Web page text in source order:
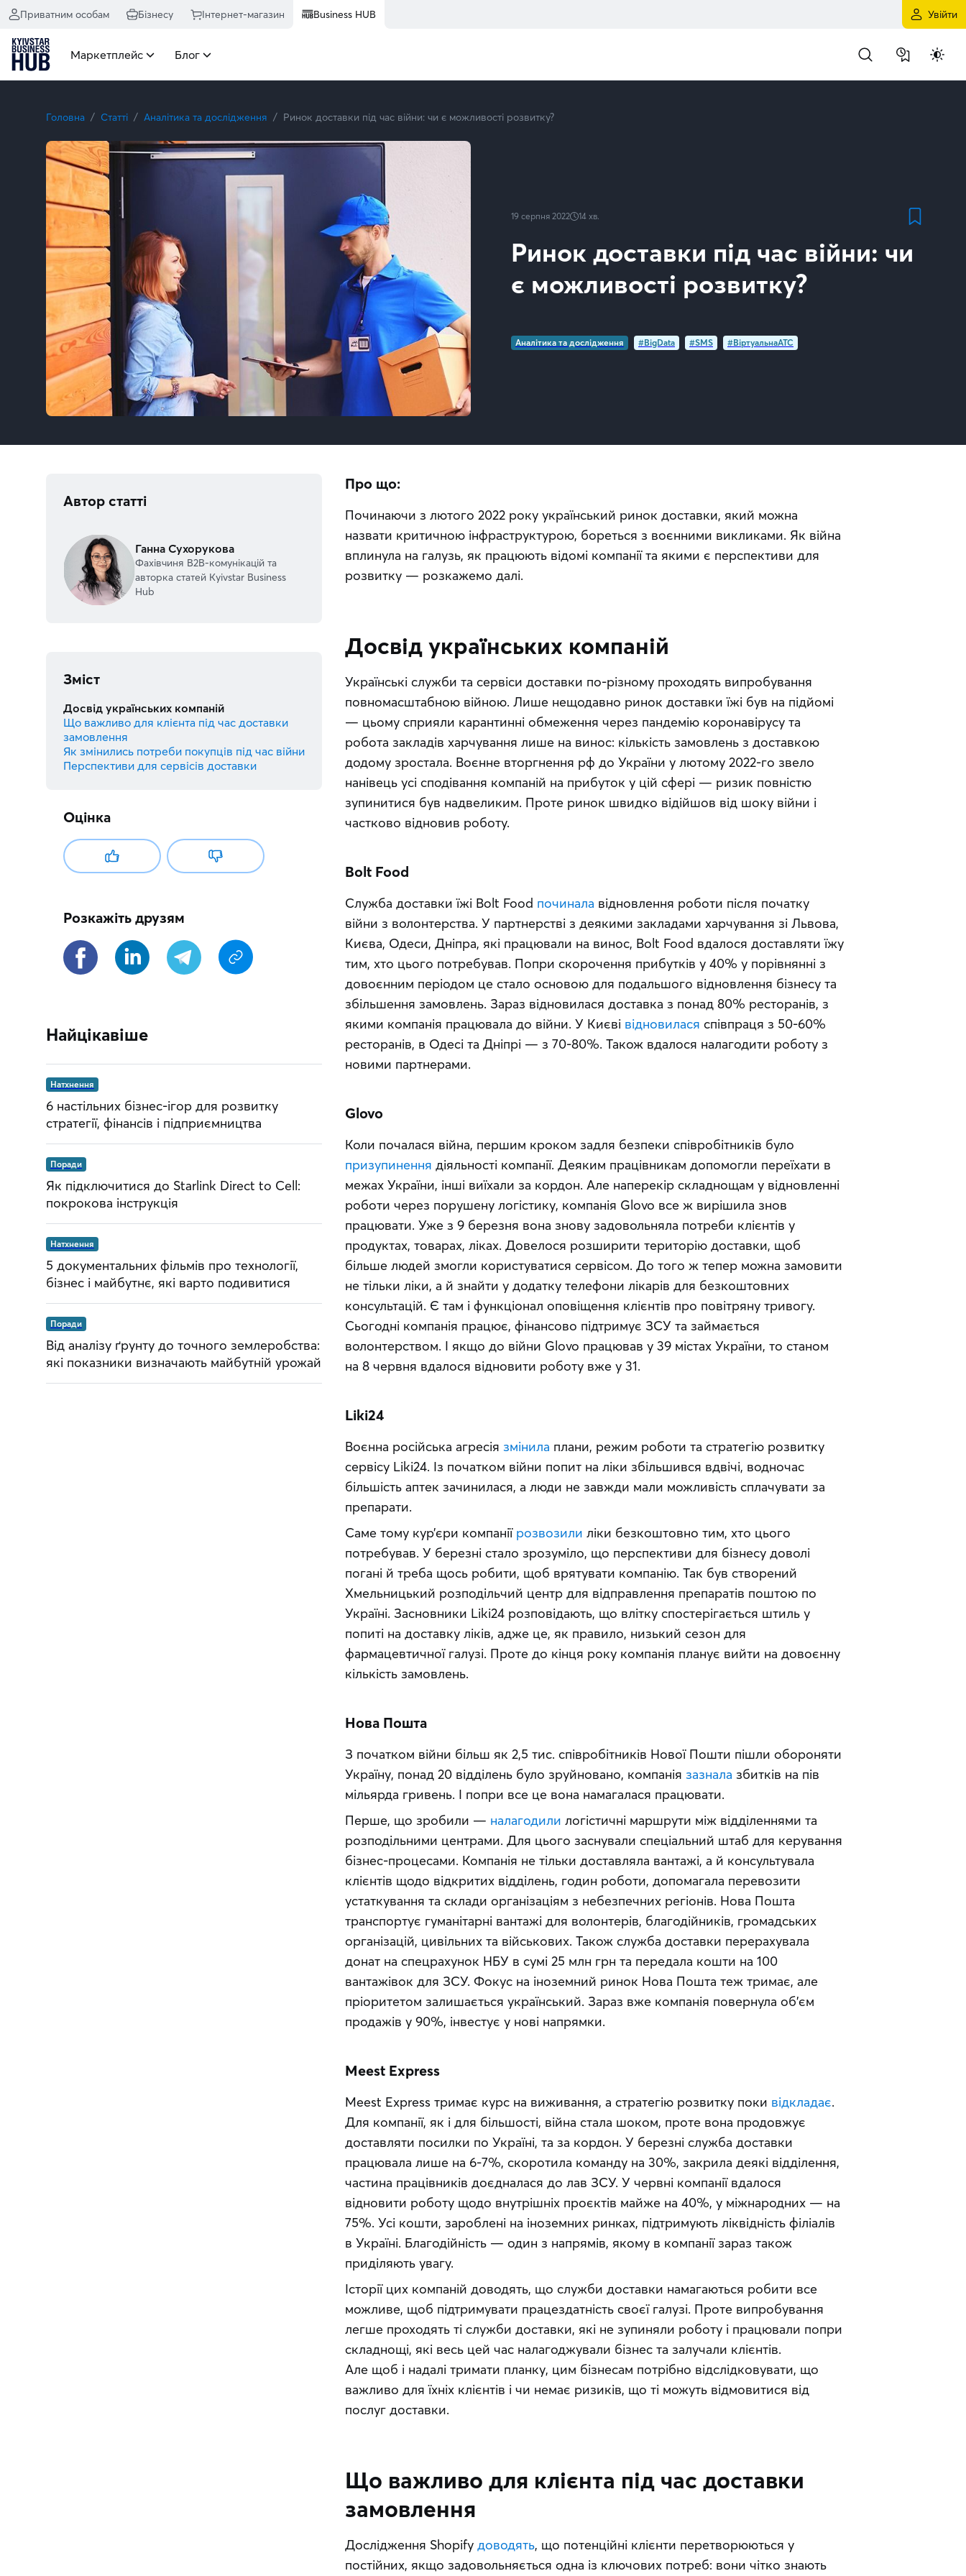
Приватним особам Бізнесу Інтернет-магазин Business HUB Увійти
Маркетплейс Блог
Головна Статті Аналітика та дослідження Ринок доставки під час війни: чи є можливості розвитку?
19 серпня 2022 14 хв.
Ринок доставки під час війни: чи
є можливості розвитку?
Аналітика та дослідження #BigData #SMS #ВіртуальнаATC
Про що:
Починаючи з лютого 2022 року український ринок доставки, який можна
назвати критичною інфраструктурою, бореться з воєнними викликами. Як війна
вплинула на галузь, як працюють відомі компанії та якими є перспективи для
розвитку — розкажемо далі.
Досвід українських компаній
Українські служби та сервіси доставки по-різному проходять випробування
повномасштабною війною. Лише нещодавно ринок доставки їжі був на підйомі
— цьому сприяли карантинні обмеження через пандемію коронавірусу та
робота закладів харчування лише на винос: кількість замовлень з доставкою
додому зростала. Воєнне вторгнення рф до України у лютому 2022-го звело
нанівець усі сподівання компаній на прибуток у цій сфері — ризик повністю
зупинитися був надвеликим. Проте ринок швидко відійшов від шоку війни і
частково відновив роботу.
Bolt Food
Служба доставки їжі Bolt Food починала відновлення роботи після початку
війни з волонтерства. У партнерстві з деякими закладами харчування зі Львова,
Києва, Одеси, Дніпра, які працювали на винос, Bolt Food вдалося доставляти їжу
тим, хто цього потребував. Попри скорочення прибутків у 40% у порівнянні з
довоєнним періодом це стало основою для подальшого відновлення бізнесу та
збільшення замовлень. Зараз відновилася доставка з понад 80% ресторанів, з
якими компанія працювала до війни. У Києві відновилася співпраця з 50-60%
ресторанів, в Одесі та Дніпрі — з 70-80%. Також вдалося налагодити роботу з
новими партнерами.
Glovo
призупинення діяльності компанії. Деяким працівникам допомогли переїхати в
межах України, інші виїхали за кордон. Але наперекір складнощам у відновленні
роботи через порушену логістику, компанія Glovo все ж вирішила знов
працювати. Уже з 9 березня вона знову задовольняла потреби клієнтів у
продуктах, товарах, ліках. Довелося розширити територію доставки, щоб
більше людей змогли користуватися сервісом. До того ж тепер можна замовити
не тільки ліки, а й знайти у додатку телефони лікарів для безкоштовних
консультацій. Є там і функціонал оповіщення клієнтів про повітряну тривогу.
Сьогодні компанія працює, фінансово підтримує ЗСУ та займається
волонтерством. І якщо до війни Glovo працював у 39 містах України, то станом
на 8 червня вдалося відновити роботу вже у 31.
Liki24
Воєнна російська агресія змінила плани, режим роботи та стратегію розвитку
сервісу Liki24. Із початком війни попит на ліки збільшився вдвічі, водночас
більшість аптек зачинилася, а люди не завжди мали можливість сплачувати за
препарати.
Саме тому кур’єри компанії розвозили ліки безкоштовно тим, хто цього
потребував. У березні стало зрозуміло, що перспективи для бізнесу доволі
погані й треба щось робити, щоб врятувати компанію. Так був створений
Хмельницький розподільчий центр для відправлення препаратів поштою по
Україні. Засновники Liki24 розповідають, що влітку спостерігається штиль у
попиті на доставку ліків, адже це, як правило, низький сезон для
фармацевтичної галузі. Проте до кінця року компанія планує вийти на довоєнну
кількість замовлень.
Нова Пошта
З початком війни більш як 2,5 тис. співробітників Нової Пошти пішли обороняти
Україну, понад 20 відділень було зруйновано, компанія зазнала збитків на пів
мільярда гривень. І попри все це вона намагалася працювати.
Перше, що зробили — налагодили логістичні маршрути між відділеннями та
розподільними центрами. Для цього заснували спеціальний штаб для керування
бізнес-процесами. Компанія не тільки доставляла вантажі, а й консультувала
клієнтів щодо відкритих відділень, годин роботи, допомагала перевозити
устаткування та склади організаціям з небезпечних регіонів. Нова Пошта
транспортує гуманітарні вантажі для волонтерів, благодійників, громадських
організацій, цивільних та військових. Також служба доставки перерахувала
донат на спецрахунок НБУ в сумі 25 млн грн та передала кошти на 100
вантажівок для ЗСУ. Фокус на іноземний ринок Нова Пошта теж тримає, але
пріоритетом залишається український. Зараз вже компанія повернула об’єм
продажів у 90%, інвестує у нові напрямки.
Meest Express
Meest Express тримає курс на виживання, а стратегію розвитку поки відкладає.
Для компанії, як і для більшості, війна стала шоком, проте вона продовжує
доставляти посилки по Україні, та за кордон. У березні служба доставки
працювала лише на 6-7%, скоротила команду на 30%, закрила деякі відділення,
частина працівників доєдналася до лав ЗСУ. У червні компанії вдалося
відновити роботу щодо внутрішніх проєктів майже на 40%, у міжнародних — на
75%. Усі кошти, зароблені на іноземних ринках, підтримують ліквідність філіалів
в Україні. Благодійність — один з напрямів, якому в компанії зараз також
приділяють увагу.
Історії цих компаній доводять, що служби доставки намагаються робити все
можливе, щоб підтримувати працездатність своєї галузі. Проте випробування
легше проходять ті служби доставки, які не зупиняли роботу і працювали попри
складнощі, які весь цей час налагоджували бізнес та залучали клієнтів.
Але щоб і надалі тримати планку, цим бізнесам потрібно відслідковувати, що
важливо для їхніх клієнтів і чи немає ризиків, що ті можуть відмовитися від
послуг доставки.
Що важливо для клієнта під час доставки
замовлення
Дослідження Shopify доводять, що потенційні клієнти перетворюються у
постійних, якщо задовольняється одна із ключових потреб: вони чітко знають
Автор статті
Ганна Сухорукова
Фахівчиня В2В-комунікацій та
авторка статей Kyivstar Business
Hub
Зміст
Досвід українських компаній
Що важливо для клієнта під час доставки
замовлення
Як змінились потреби покупців під час війни
Перспективи для сервісів доставки
Оцінка
Розкажіть друзям
Найцікавіше
Натхнення
6 настільних бізнес-ігор для розвитку
стратегії, фінансів і підприємництва
Поради
Як підключитися до Starlink Direct to Cell:
покрокова інструкція
Натхнення
5 документальних фільмів про технології,
бізнес і майбутнє, які варто подивитися
Поради
Від аналізу ґрунту до точного землеробства:
які показники визначають майбутній урожай